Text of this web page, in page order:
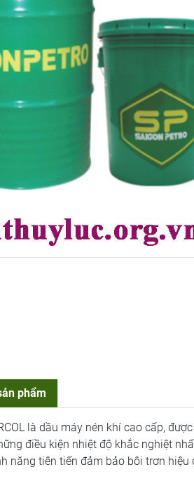
phẩm
là dầu máy nén khí cao cấp,
điều kiện nhiệt độ khắc nghiệt
năng tiên tiến đảm bảo bôi trơn